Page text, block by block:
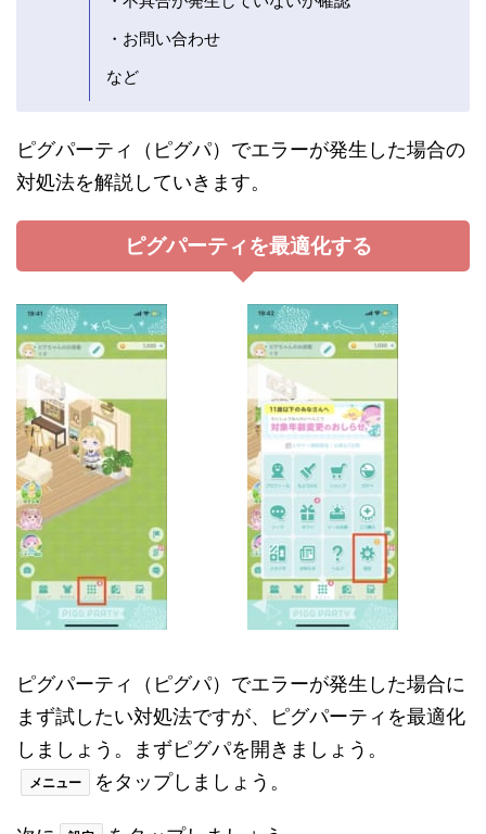
・お問い合わせ
など
ピグパーティ（ピグパ）でエラーが発生した場合の
対処法を解説していきます。
ピグパーティを最適化する
ピグパーティ（ピグパ）でエラーが発生した場合に
まず試したい対処法ですが、ピグパーティを最適化
しましょう。まずピグパを開きましょう。
メニュー をタップしましょう。